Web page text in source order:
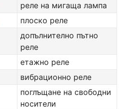
реле на мигаща лампа
плоско реле
допълнително пътно
реле
етажно реле
вибрационно реле
поглъщане на свободни
носители